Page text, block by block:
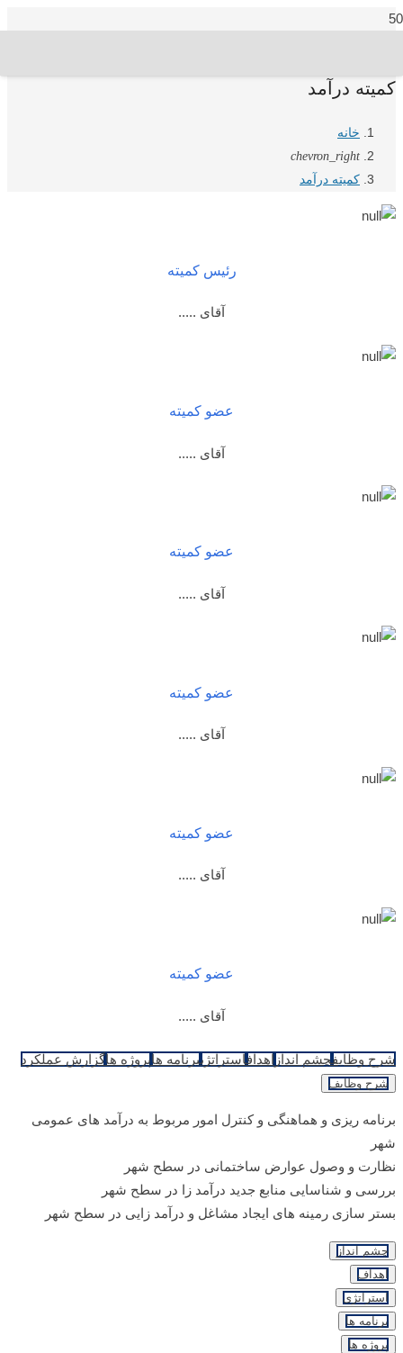
کمیته درآمد
خانه
chevron_right
کمیته درآمد
رئیس کمیته
آقای .....
عضو کمیته
آقای .....
عضو کمیته
آقای .....
عضو کمیته
آقای .....
عضو کمیته
آقای .....
عضو کمیته
آقای .....
شرح وظایفچشم انداز اهدافاستراتژیبرنامه هاپروژه هاگزارش عملکرد
شرح وظایف
برنامه ریزی و هماهنگی و کنترل امور مربوط به درآمد های عمومی
شهر
نظارت و وصول عوارض ساختمانی در سطح شهر
بررسی و شناسایی منابع جدید درآمد زا در سطح شهر
بستر سازی رمینه های ایجاد مشاغل و درآمد زایی در سطح شهر
چشم انداز
اهداف
استراتژی
برنامه ها
پروژه ها